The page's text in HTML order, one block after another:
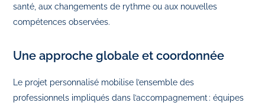
santé, aux changements de rythme ou aux nouvelles
compétences observées.
Une approche globale et coordonnée
Le projet personnalisé mobilise l’ensemble des
professionnels impliqués dans l’accompagnement : équipes